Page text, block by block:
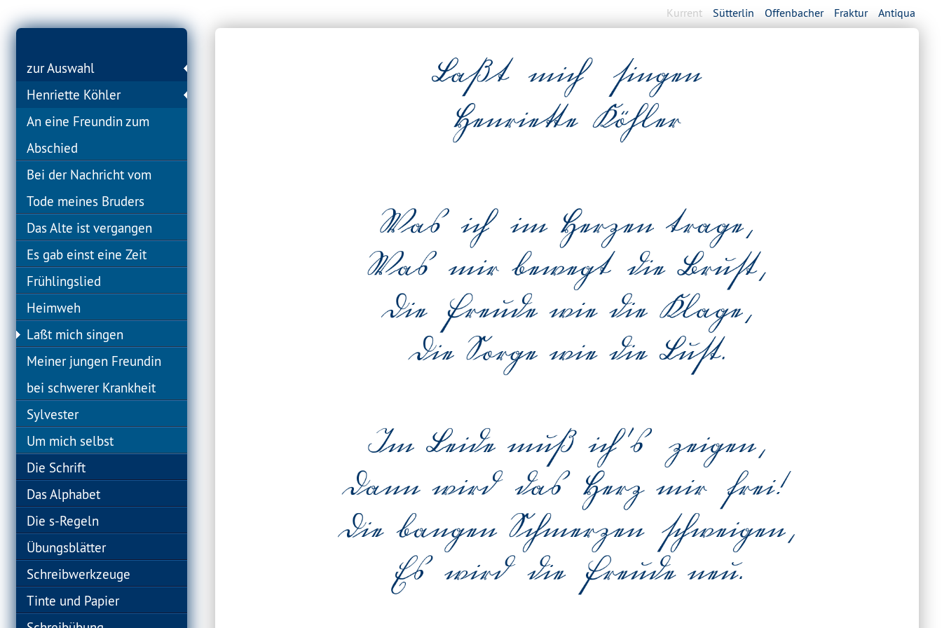
Kurrent Sütterlin Offenbacher Fraktur Antiqua
zur Auswahl
Henriette Köhler
An eine Freundin zum
Abschied
Bei der Nachricht vom
Tode meines Bruders
Das Alte ist vergangen
Es gab einst eine Zeit
Frühlingslied
Heimweh
Laßt mich singen
Meiner jungen Freundin
bei schwerer Krankheit
Sylvester
Um mich selbst
Die Schrift
Das Alphabet
Die s-Regeln
Übungsblätter
Schreibwerkzeuge
Tinte und Papier